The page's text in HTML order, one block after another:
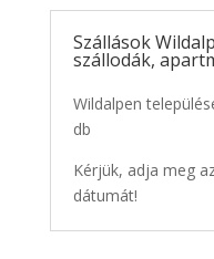
Szállások
szállodák,
Wildalpen
db
Kérjük, adja meg
dátumát!